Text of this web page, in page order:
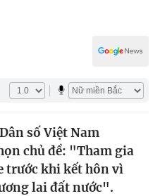
số Việt Nam
chủ đề: "Tham gia
trước khi kết hôn vì
lai đất nước".